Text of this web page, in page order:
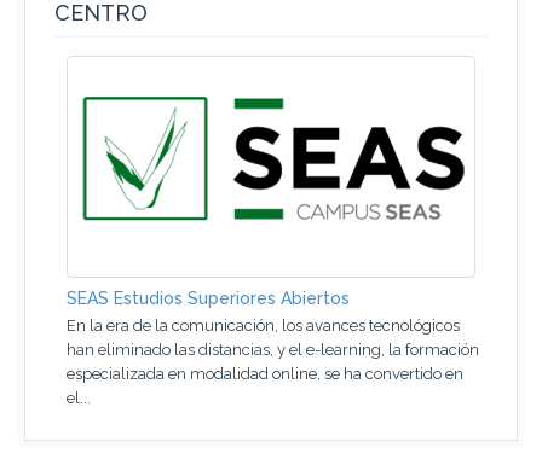
CENTRO
SEAS Estudios Superiores Abiertos
En la era de la comunicación, los avances tecnológicos
han eliminado las distancias, y el e-learning, la formación
especializada en modalidad online, se ha convertido en
el...